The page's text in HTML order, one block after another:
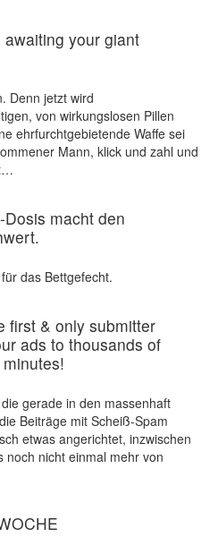
your giant
Denn jetzt wird
von wirkungslosen Pillen
ehrfurchtgebietende Waffe sei
Mann, klick und zahl und
macht den
das Bettgefecht.
first & only submitter
ads to thousands of
gerade in den massenhaft
Beiträge mit Scheiß-Spam
etwas angerichtet, inzwischen
noch nicht einmal mehr von